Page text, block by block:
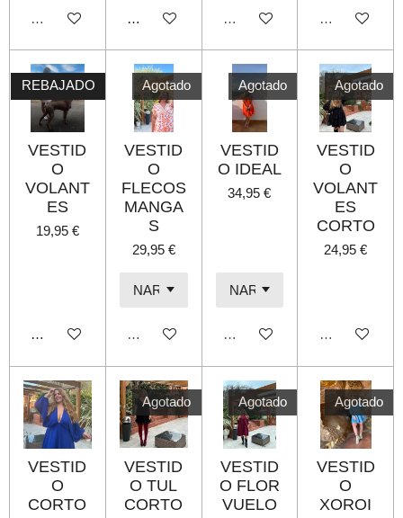
Agotado Añadir al carrito Agotado Agotado
REBAJADO
VESTID
O
VOLANT
ES
19,95 €
Añadir al carrito
Agotado
VESTID
O
FLECOS
MANGA
S
29,95 €
Agotado
Agotado
VESTID
O IDEAL
34,95 €
Agotado
Agotado
VESTID
O
VOLANT
ES
CORTO
24,95 €
Agotado
VESTID
O
CORTO
Agotado
VESTID
O TUL
CORTO
Agotado
VESTID
O FLOR
VUELO
Agotado
VESTID
O
XOROI